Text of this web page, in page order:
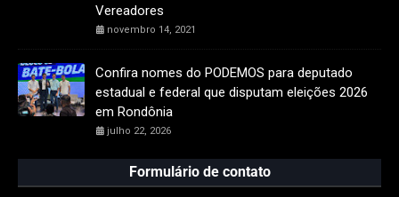
Vereadores
novembro 14, 2021
Confira nomes do PODEMOS para deputado
estadual e federal que disputam eleições 2026
em Rondônia
julho 22, 2026
Formulário de contato